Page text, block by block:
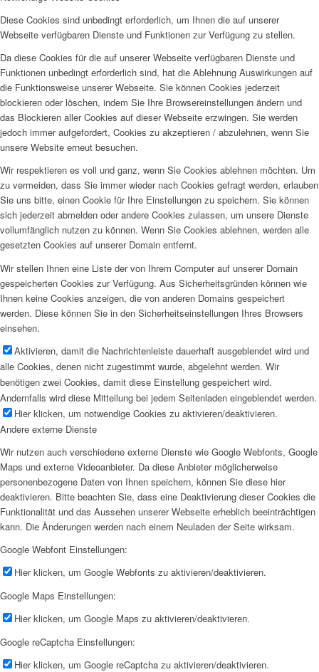
Diese Cookies sind unbedingt erforderlich, um Ihnen die auf unserer
Webseite verfügbaren Dienste und Funktionen zur Verfügung zu stellen.
Da diese Cookies für die auf unserer Webseite verfügbaren Dienste und
Funktionen unbedingt erforderlich sind, hat die Ablehnung Auswirkungen auf
die Funktionsweise unserer Webseite. Sie können Cookies jederzeit
blockieren oder löschen, indem Sie Ihre Browsereinstellungen ändern und
das Blockieren aller Cookies auf dieser Webseite erzwingen. Sie werden
jedoch immer aufgefordert, Cookies zu akzeptieren / abzulehnen, wenn Sie
unsere Website erneut besuchen.
Wir respektieren es voll und ganz, wenn Sie Cookies ablehnen möchten. Um
zu vermeiden, dass Sie immer wieder nach Cookies gefragt werden, erlauben
Sie uns bitte, einen Cookie für Ihre Einstellungen zu speichern. Sie können
sich jederzeit abmelden oder andere Cookies zulassen, um unsere Dienste
vollumfänglich nutzen zu können. Wenn Sie Cookies ablehnen, werden alle
gesetzten Cookies auf unserer Domain entfernt.
Wir stellen Ihnen eine Liste der von Ihrem Computer auf unserer Domain
gespeicherten Cookies zur Verfügung. Aus Sicherheitsgründen können wie
Ihnen keine Cookies anzeigen, die von anderen Domains gespeichert
werden. Diese können Sie in den Sicherheitseinstellungen Ihres Browsers
einsehen.
Aktivieren, damit die Nachrichtenleiste dauerhaft ausgeblendet wird und
alle Cookies, denen nicht zugestimmt wurde, abgelehnt werden. Wir
benötigen zwei Cookies, damit diese Einstellung gespeichert wird.
Andernfalls wird diese Mitteilung bei jedem Seitenladen eingeblendet werden.
Hier klicken, um notwendige Cookies zu aktivieren/deaktivieren.
Andere externe Dienste
Wir nutzen auch verschiedene externe Dienste wie Google Webfonts, Google
Maps und externe Videoanbieter. Da diese Anbieter möglicherweise
personenbezogene Daten von Ihnen speichern, können Sie diese hier
deaktivieren. Bitte beachten Sie, dass eine Deaktivierung dieser Cookies die
Funktionalität und das Aussehen unserer Webseite erheblich beeinträchtigen
kann. Die Änderungen werden nach einem Neuladen der Seite wirksam.
Google Webfont Einstellungen:
Hier klicken, um Google Webfonts zu aktivieren/deaktivieren.
Google Maps Einstellungen:
Hier klicken, um Google Maps zu aktivieren/deaktivieren.
Google reCaptcha Einstellungen:
Hier klicken, um Google reCaptcha zu aktivieren/deaktivieren.